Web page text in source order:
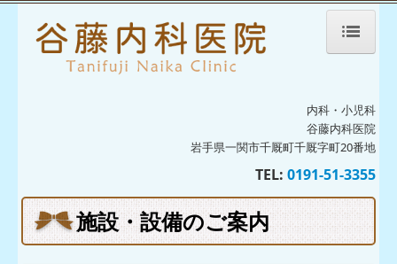
ホーム
生活習慣病
予防接種・ワクチン
内科・小児科
谷藤内科医院
岩手県一関市千厩町千厩字町20番地
TEL: 0191-51-3355
施設・設備のご案内